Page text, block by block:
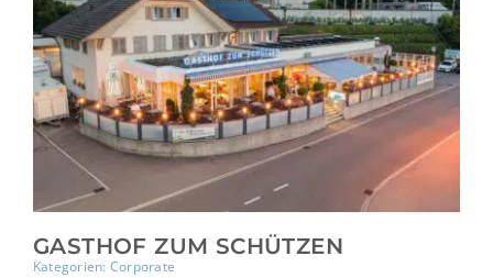
GASTHOF ZUM SCHÜTZEN
Kategorien: Corporate